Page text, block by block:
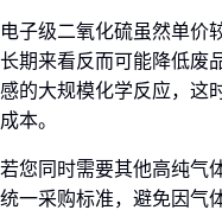
电子级二氧化硫虽然单价
长期来看反而可能降低废
感的大规模化学反应，这
成本。
若您同时需要其他高纯气
统一采购标准，避免因气